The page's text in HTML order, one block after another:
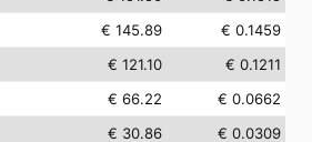
€ 145.89
€ 0.1459
€ 121.10
€ 0.1211
€ 66.22
€ 0.0662
€ 30.86
€ 0.0309